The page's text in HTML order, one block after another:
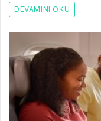
DEVAMINI OKU